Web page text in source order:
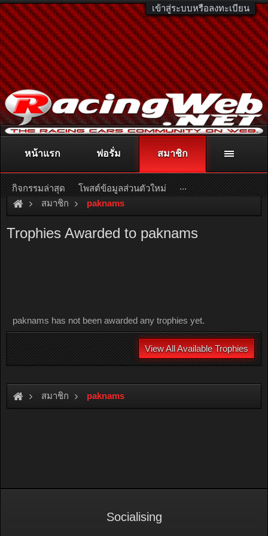
เข้าสู่ระบบหรือลงทะเบียน
ติดต่อลงโฆษณา racingweb@gmail.comหรือโทร. 081-811-1138
หรืออ่านรายละเอียดเพิ่มเติม คลิกที่นี่
สมาชิก paknams
Trophies Awarded to paknams
paknams has not been awarded any trophies yet.
View All Available Trophies
สมาชิก paknams
หน้าแรก ฟอรั่ม สมาชิก
กิจกรรมล่าสุด โพสต์ข้อมูลส่วนตัวใหม่ ...
Socialising